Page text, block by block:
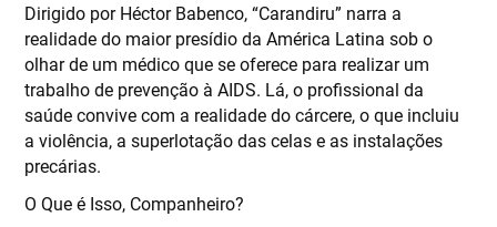
Dirigido por Héctor Babenco, “Carandiru” narra a
realidade do maior presídio da América Latina sob o
olhar de um médico que se oferece para realizar um
trabalho de prevenção à AIDS. Lá, o profissional da
saúde convive com a realidade do cárcere, o que incluiu
a violência, a superlotação das celas e as instalações
precárias.
O Que é Isso, Companheiro?